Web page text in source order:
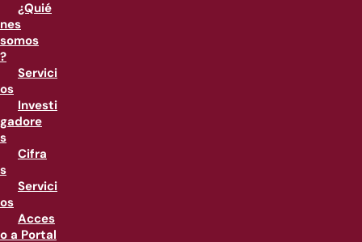
¿Quié
nes
somos
?
Servici
os
Investi
gadore
s
Cifra
s
Servici
os
Acces
o a Portal